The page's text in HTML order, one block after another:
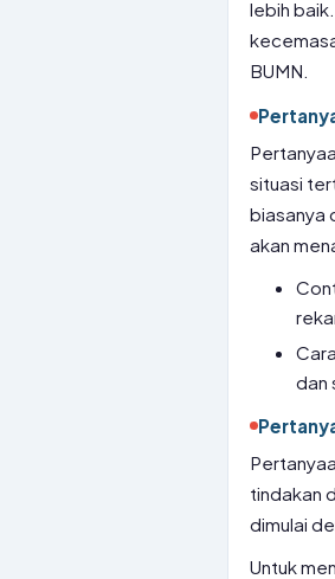
lebih
BUMN.
situasi
biasanya
akan
dan
tindakan
dimulai
Untuk